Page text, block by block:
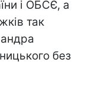
і ОБСЄ, а
так
без